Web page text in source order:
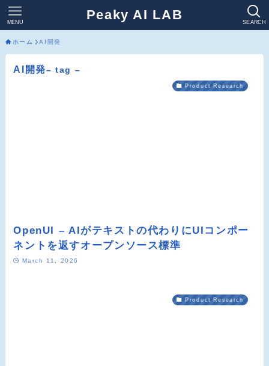
Peaky AI LAB SEARCH
MENU
ホーム AI開発
AI開発– tag –
Product Research
OpenUI – AIがテキストの代わりにUIコンポー
ネントを返すオープンソース標準
March 11, 2026
Product Research